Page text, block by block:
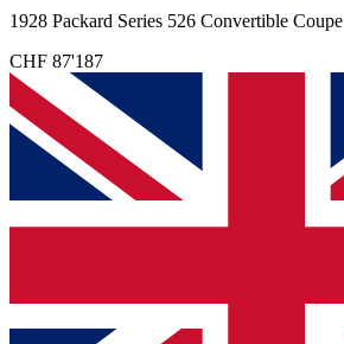
1928 Packard Series 526 Convertible Coupe
CHF 87'187